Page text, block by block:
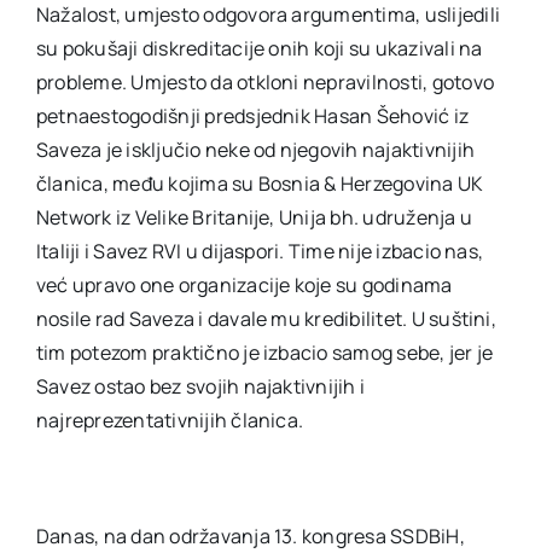
Nažalost, umjesto odgovora argumentima, uslijedili
su pokušaji diskreditacije onih koji su ukazivali na
probleme. Umjesto da otkloni nepravilnosti, gotovo
petnaestogodišnji predsjednik Hasan Šehović iz
Saveza je isključio neke od njegovih najaktivnijih
članica, među kojima su Bosnia & Herzegovina UK
Network iz Velike Britanije, Unija bh. udruženja u
Italiji i Savez RVI u dijaspori. Time nije izbacio nas,
već upravo one organizacije koje su godinama
nosile rad Saveza i davale mu kredibilitet. U suštini,
tim potezom praktično je izbacio samog sebe, jer je
Savez ostao bez svojih najaktivnijih i
najreprezentativnijih članica.
Danas, na dan održavanja 13. kongresa SSDBiH,